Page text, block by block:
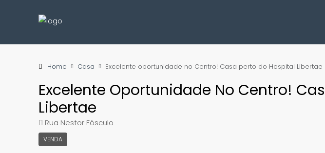
Home Casa Excelente oportunidade no Centro! Casa perto do Hospital Libertae
Excelente Oportunidade No Centro!
Libertae
Rua Nestor Fósculo
VENDA